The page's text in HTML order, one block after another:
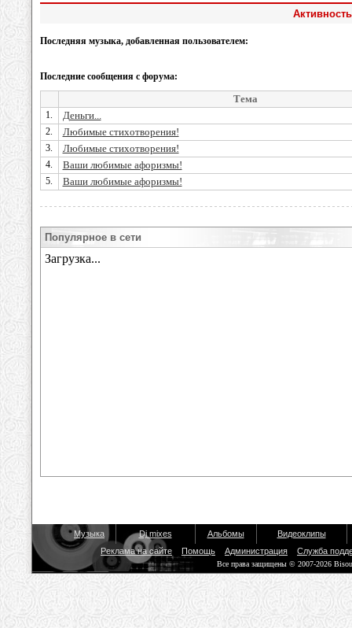
Последняя музыка, добавленная пользователем:
Последние сообщения с форума:
Тема
1. Деньги...
2. Любимые стихотворения!
3. Любимые стихотворения!
4. Ваши любимые афоризмы!
5. Ваши любимые афоризмы!
Популярное в сети
Музыка Dj mixes Альбомы
Видеоклипы
Реклама на сайте
Помощь Администрация Служба
Все права защищены © 2007-2026